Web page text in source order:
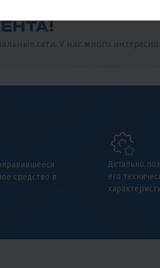
!
сети. У нас много
средство в
Детально
его